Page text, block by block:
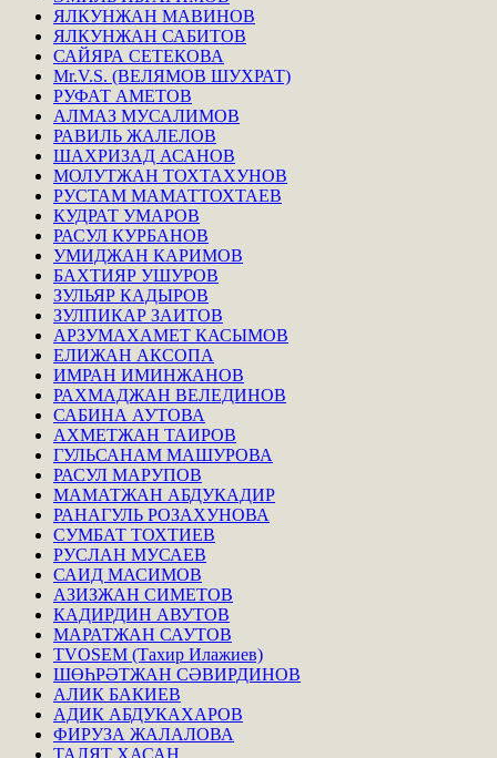
ЯЛКУНЖАН МАВИНОВ
ЯЛКУНЖАН САБИТОВ
САЙЯРА СЕТЕКОВА
Mr.V.S. (ВЕЛЯМОВ ШУХРАТ)
РУФАТ АМЕТОВ
АЛМАЗ МУСАЛИМОВ
РАВИЛЬ ЖАЛЕЛОВ
ШАХРИЗАД АСАНОВ
МОЛУТЖАН ТОХТАХУНОВ
РУСТАМ МАМАТТОХТАЕВ
КУДРАТ УМАРОВ
РАСУЛ КУРБАНОВ
УМИДЖАН КАРИМОВ
БАХТИЯР УШУРОВ
ЗУЛЬЯР КАДЫРОВ
ЗУЛПИКАР ЗАИТОВ
АРЗУМАХАМЕТ КАСЫМОВ
ЕЛИЖАН АКСОПА
ИМРАН ИМИНЖАНОВ
РАХМАДЖАН ВЕЛЕДИНОВ
САБИНА АУТОВА
АХМЕТЖАН ТАИРОВ
ГУЛЬСАНАМ МАШУРОВА
РАСУЛ МАРУПОВ
МАМАТЖАН АБДУКАДИР
РАНАГУЛЬ РОЗАХУНОВА
СУМБАТ ТОХТИЕВ
РУСЛАН МУСАЕВ
САИД МАСИМОВ
АЗИЗЖАН СИМЕТОВ
КАДИРДИН АВУТОВ
МАРАТЖАН САУТОВ
TVOSEM (Тахир Илажиев)
ШӨҺРӘТЖАН СӘВИРДИНОВ
АЛИК БАКИЕВ
АДИК АБДУКАХАРОВ
ФИРУЗА ЖАЛАЛОВА
ТАЛЯТ ХАСАН